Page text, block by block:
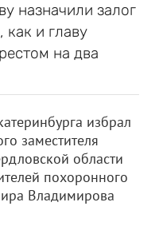
назначили залог
как и главу
на два
избрал
заместителя
области
похоронного
Владимирова